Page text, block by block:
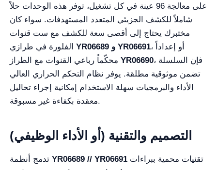
على معالجة 96 عينة في كل تشغيل، توفر هذه الوحدات حلاً
شاملاً للكشف الجزيئي المتعدد المستهدفات. سواء كان
مختبرك يحتاج إلى أقصى سعة للكشف مع ست قنوات
YR06689 و YR06691، أو إعداداً
YR06690، فإن السلسلة
تضمن موثوقية مطلقة. يوفر نظام التحكم الحراري العالي
الأداء والبرمجيات سهلة الاستخدام إمكانية إجراء تحاليل
معقدة بكفاءة غير مسبوقة.
التصميم والتقنية (أو الأداء الوظيفي)
YR06689 // YR06691